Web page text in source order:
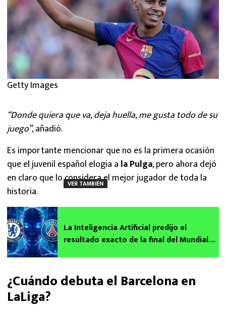
Getty Images
“Donde quiera que va, deja huella, me gusta todo de su
juego”, añadió.
Es importante mencionar que no es la primera ocasión
que el juvenil español elogia a la Pulga, pero ahora dejó
en claro que lo considera el mejor jugador de toda la
historia.
VER TAMBIÉN
La Inteligencia Artificial predijo el
resultado exacto de la final del Mundial
¿Cuándo debuta el Barcelona en
LaLiga?